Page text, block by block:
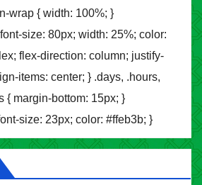
wrap { width: 100%; }
size: 80px; width: 25%; color:
flex-direction: column; justify-
items: center; } .days, .hours,
{ margin-bottom: 15px; }
size: 23px; color: #ffeb3b; }